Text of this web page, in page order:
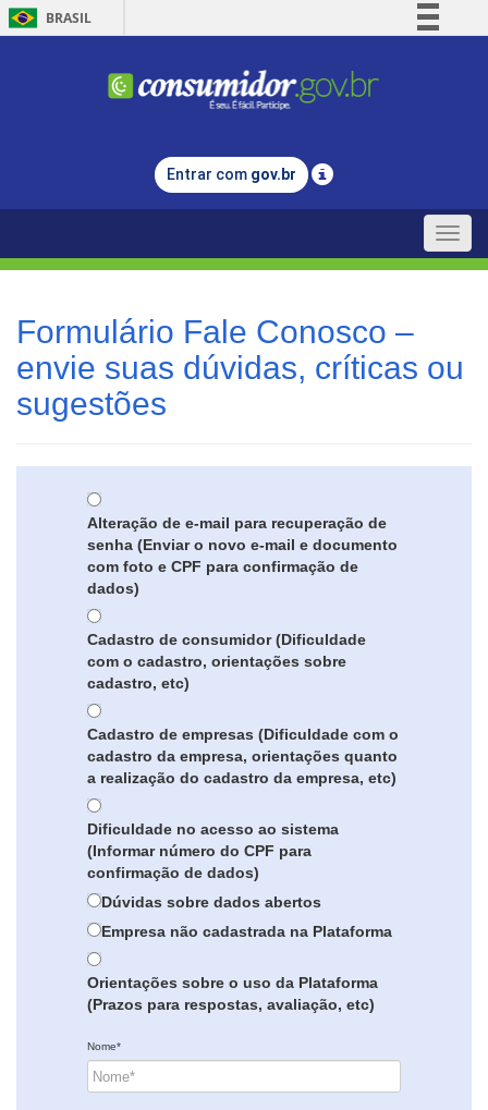
BRASIL
Comunica BR
Legislação
Entrar com gov.br
Toggle
Formulário Fale Conosco –
envie suas dúvidas, críticas ou
sugestões
Alteração de e-mail para recuperação de
senha (Enviar o novo e-mail e documento
com foto e CPF para confirmação de
dados)
Cadastro de consumidor (Dificuldade
com o cadastro, orientações sobre
cadastro, etc)
Cadastro de empresas (Dificuldade com o
cadastro da empresa, orientações quanto
a realização do cadastro da empresa, etc)
Dificuldade no acesso ao sistema
(Informar número do CPF para
confirmação de dados)
Dúvidas sobre dados abertos
Empresa não cadastrada na Plataforma
Orientações sobre o uso da Plataforma
(Prazos para respostas, avaliação, etc)
Nome*